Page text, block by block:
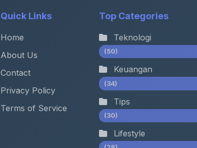
Quick Links
Home
About Us
Contact
Privacy Policy
Terms of Service
Top Categories
Teknologi
(50)
Keuangan
(34)
Tips
(30)
Lifestyle